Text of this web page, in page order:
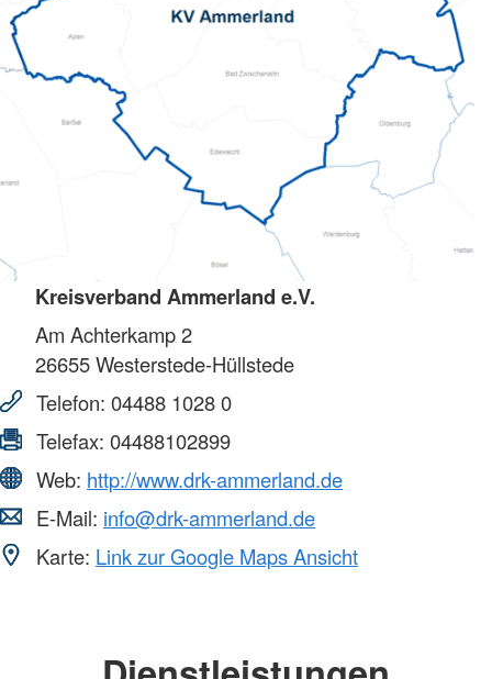
Kreisverband Ammerland e.V.
Am Achterkamp 2
26655Westerstede-Hüllstede
Telefon: 04488 1028 0
Telefax: 04488102899
Web: http://www.drk-ammerland.de
E-Mail: info@drk-ammerland.de
Karte: Link zur Google Maps Ansicht